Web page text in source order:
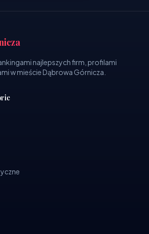
najlepszych firm, profilami
w mieście Dąbrowa Górnicza.